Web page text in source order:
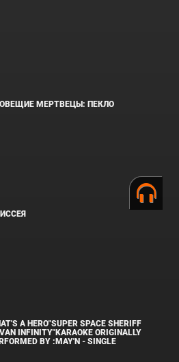
МЕРТВЕЦЫ: ПЕКЛО
A HERO"SUPER SPACE SHERIFF
INFINITY"KARAOKE ORIGINALLY
BY :MAY'N - SINGLE